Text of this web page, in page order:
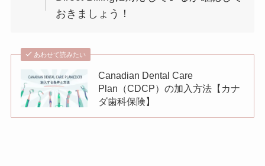
おきましょう！
あわせて読みたい
Canadian Dental Care
Plan（CDCP）の加入方法【カナ
ダ歯科保険】